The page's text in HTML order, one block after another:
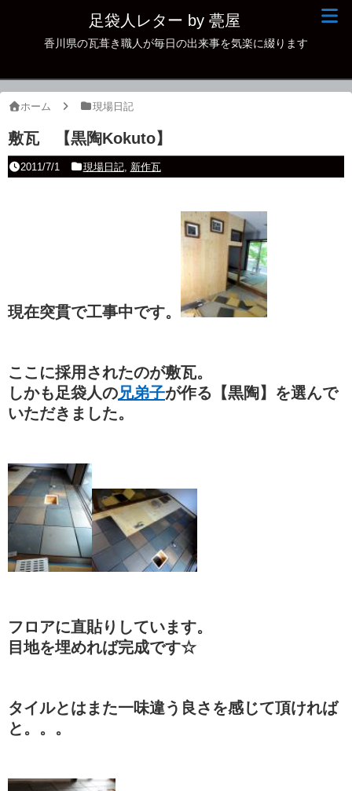
足袋人レター by 甍屋
香川県の瓦葺き職人が毎日の出来事を気楽に綴ります
ホーム 現場日記
敷瓦 【黒陶Kokuto】
2011/7/1 現場日記, 新作瓦
現在突貫で工事中です。
ここに採用されたのが敷瓦。
しかも足袋人の兄弟子が作る【黒陶】を選んで
いただきました。
フロアに直貼りしています。
目地を埋めれば完成です☆
タイルとはまた一味違う良さを感じて頂ければ
と。。。
現場日記
古瓦